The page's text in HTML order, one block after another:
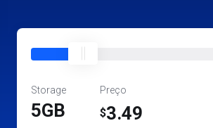
Storage
5GB
Preço
$3.49